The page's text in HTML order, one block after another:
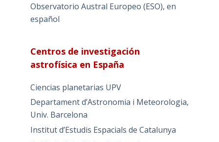
Observatorio Austral Europeo (ESO), en
español
Centros de investigación
astrofísica en España
Ciencias planetarias UPV
Departament d’Astronomia i Meteorologia,
Univ. Barcelona
Institut d’Estudis Espacials de Catalunya